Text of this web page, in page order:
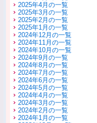
2025年4月の一覧
2025年3月の一覧
2025年2月の一覧
2025年1月の一覧
2024年12月の一覧
2024年11月の一覧
2024年10月の一覧
2024年9月の一覧
2024年8月の一覧
2024年7月の一覧
2024年6月の一覧
2024年5月の一覧
2024年4月の一覧
2024年3月の一覧
2024年2月の一覧
2024年1月の一覧